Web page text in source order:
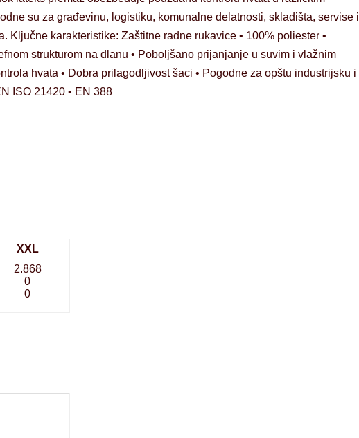
su za građevinu, logistiku, komunalne delatnosti, skladišta, servise i
Ključne karakteristike: Zaštitne radne rukavice • 100% poliester •
strukturom na dlanu • Poboljšano prijanjanje u suvim i vlažnim
hvata • Dobra prilagodljivost šaci • Pogodne za opštu industrijsku i
ISO 21420 • EN 388
XXL
2.868
0
0